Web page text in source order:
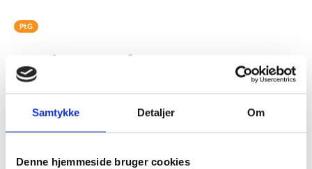
Samtykke Detaljer Om
Denne hjemmeside bruger cookies
PtG
Student conference coverage
See the coverage of Play the Game 2013
by the students from the Danish School
of Media and Journalism on their
independent conference website